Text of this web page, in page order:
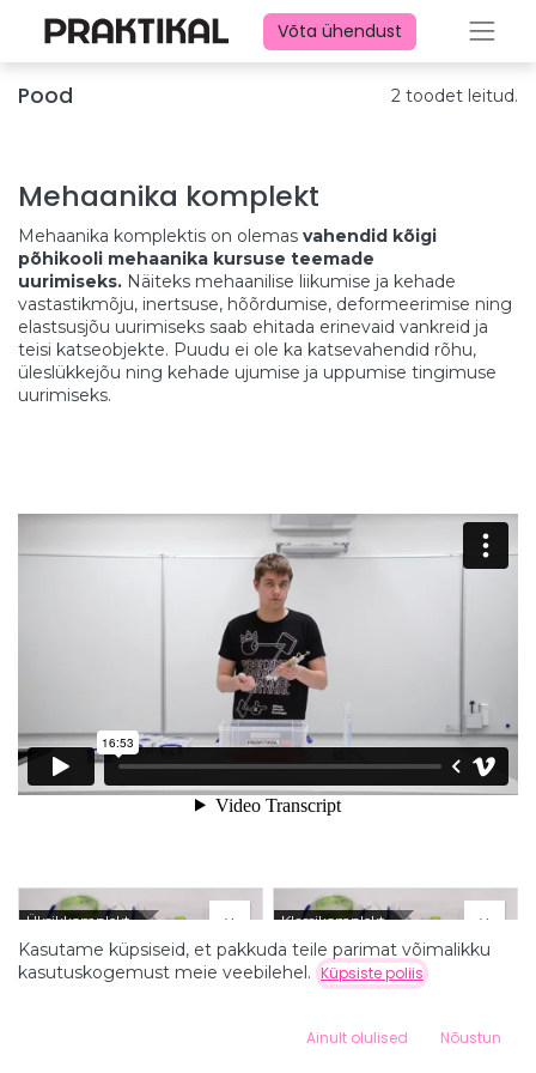
Filtrid Hind - odavast kallimaks
Võta ühendust
Pood 2 toodet leitud.
Mehaanika komplekt
Mehaanika komplektis on olemas vahendid kõigi
põhikooli mehaanika kursuse teemade
uurimiseks. Näiteks mehaanilise liikumise ja kehade
vastastikmõju, inertsuse, hõõrdumise, deformeerimise ning
elastsusjõu uurimiseks saab ehitada erinevaid vankreid ja
teisi katseobjekte. Puudu ei ole ka katsevahendid rõhu,
üleslükkejõu ning kehade ujumise ja uppumise tingimuse
uurimiseks.
Üksikkomplekt Klassikomplekt
Kasutame küpsiseid, et pakkuda teile parimat võimalikku
kasutuskogemust meie veebilehel. Küpsiste poliis
Ainult olulised Nõustun